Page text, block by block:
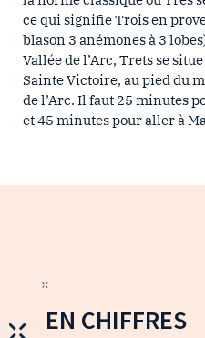
ce qui signifie Trois en
blason 3 anémones à 3
Vallée de l’Arc, Trets se
Sainte Victoire, au pied du
de l’Arc. Il faut 25 minutes
et 45 minutes pour aller à
EN CHIFFRES